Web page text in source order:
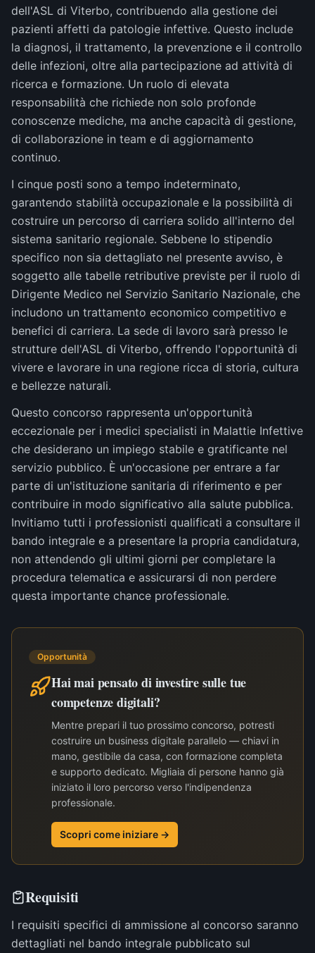
dell'ASL di Viterbo, contribuendo alla gestione dei
pazienti affetti da patologie infettive. Questo include
la diagnosi, il trattamento, la prevenzione e il controllo
delle infezioni, oltre alla partecipazione ad attività di
ricerca e formazione. Un ruolo di elevata
responsabilità che richiede non solo profonde
conoscenze mediche, ma anche capacità di gestione,
di collaborazione in team e di aggiornamento
continuo.
I cinque posti sono a tempo indeterminato,
garantendo stabilità occupazionale e la possibilità di
costruire un percorso di carriera solido all'interno del
sistema sanitario regionale. Sebbene lo stipendio
specifico non sia dettagliato nel presente avviso, è
soggetto alle tabelle retributive previste per il ruolo di
Dirigente Medico nel Servizio Sanitario Nazionale, che
includono un trattamento economico competitivo e
benefici di carriera. La sede di lavoro sarà presso le
strutture dell'ASL di Viterbo, offrendo l'opportunità di
vivere e lavorare in una regione ricca di storia, cultura
e bellezze naturali.
Questo concorso rappresenta un'opportunità
eccezionale per i medici specialisti in Malattie Infettive
che desiderano un impiego stabile e gratificante nel
servizio pubblico. È un'occasione per entrare a far
parte di un'istituzione sanitaria di riferimento e per
contribuire in modo significativo alla salute pubblica.
Invitiamo tutti i professionisti qualificati a consultare il
bando integrale e a presentare la propria candidatura,
non attendendo gli ultimi giorni per completare la
procedura telematica e assicurarsi di non perdere
questa importante chance professionale.
Opportunità
Hai mai pensato di investire sulle tue
competenze digitali?
Mentre prepari il tuo prossimo concorso, potresti
costruire un business digitale parallelo — chiavi in
mano, gestibile da casa, con formazione completa
e supporto dedicato. Migliaia di persone hanno già
iniziato il loro percorso verso l'indipendenza
professionale.
Scopri come iniziare →
Requisiti
I requisiti specifici di ammissione al concorso saranno
dettagliati nel bando integrale pubblicato sul